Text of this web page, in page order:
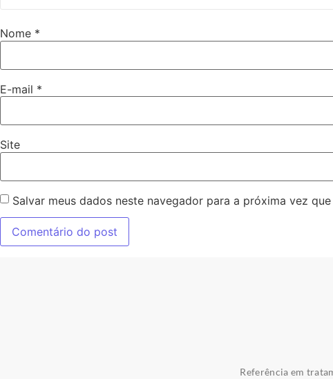
Nome *
E-mail *
Site
Salvar meus dados neste navegador para a próxima vez
Referência em